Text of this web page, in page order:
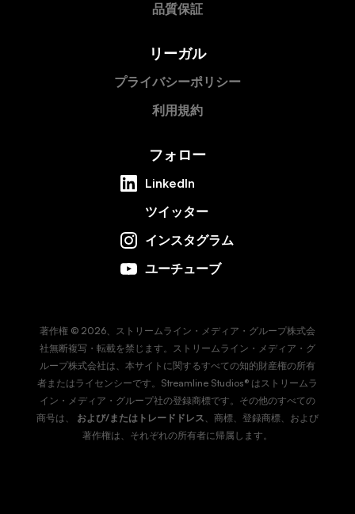
品質保証
リーガル
プライバシーポリシー
利用規約
フォロー
LinkedIn
ツイッター
インスタグラム
ユーチューブ
著作権 © 2026、ストリームライン・メディア・グループ株式会
社無断複写・転載を禁じます。ストリームライン・メディア・グ
ループ株式会社は、本サイトに関するすべての知的財産権の所有
者またはライセンシーです。Streamline Studios® はストリームラ
イン・メディア・グループ社の登録商標です。その他のすべての
商号は、 および/またはトレードドレス 、商標、登録商標、および
著作権は、それぞれの所有者に帰属します。